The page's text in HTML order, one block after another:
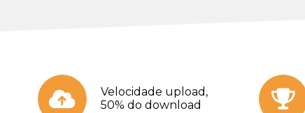
Velocidade upload,
50% do download